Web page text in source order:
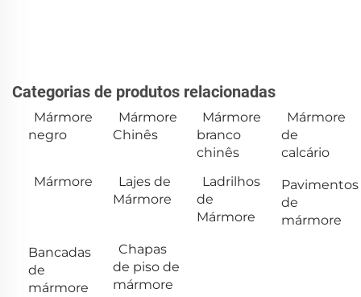
Categorias de produtos relacionadas
Mármore
negro
Mármore
Chinês
Mármore
branco
chinês
Mármore
de
calcário
Mármore
Lajes de
Mármore
Ladrilhos
de
Mármore
Pavimentos
de
mármore
Bancadas
de
mármore
Chapas
de piso de
mármore